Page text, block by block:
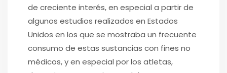
de creciente interés, en especial a partir de
algunos estudios realizados en Estados
Unidos en los que se mostraba un frecuente
consumo de estas sustancias con fines no
médicos, y en especial por los atletas,